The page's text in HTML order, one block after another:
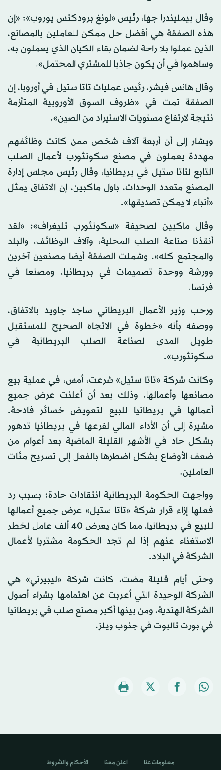
وقال بيمليندرا جها، رئيس «لونغ برودكتس يوروب»: «إن
هذه الصفقة هي أفضل حل ممكن للعاملين بالمصانع،
الذين عملوا بلا راحة لضمان بقاء الكيان الذي يعملون به،
وساهموا في أن يكون جاذبا للمشتري المحتمل».
وقال هانس فيشر، رئيس عمليات تاتا ستيل في أوروبا، إن
الصفقة تمت في «ظروف السوق الأوروبية المتأزمة
نتيجة لارتفاع مستويات الاستيراد من الصين».
ويشار إلى أن أربعة آلاف شخص ممن كانت وظائفهم
مهددة يعملون في مصنع سكونثورب لأعمال الصلب
التابع لتاتا ستيل في بريطانيا، وقال رئيس مجلس إدارة
المصنع متعدد الوحدات، باول ماكبين، إن الاتفاق يمثل
«أنباء لا يمكن تصديقها».
وقال ماكبين لصحيفة «سكونثورب تليغراف»: «لقد
أنقذنا صناعة الصلب المحلية، وآلاف الوظائف، والبلد
والمجتمع كله». وشملت الصفقة أيضا مصنعين آخرين
وورشة ووحدة تصميمات في بريطانيا، ومصنعا في
فرنسا.
ورحب وزير الأعمال البريطاني ساجد جاويد بالاتفاق،
ووصفه بأنه «خطوة في الاتجاه الصحيح للمستقبل
طويل المدى لصناعة الصلب البريطانية في
سكونثورب».
وكانت شركة «تاتا ستيل» شرعت، أمس، في عملية بيع
مصانعها وأعمالها. وذلك بعد أن أعلنت ‏عرض ‏جميع
‏أعمالها في بريطانيا للبيع لتعويض خسائر فادحة.
مشيرة إلى أن ‏الأداء ‏المالي ‏لفرعها في بريطانيا تدهور
بشكل حاد في الأشهر ‏القليلة ‏الماضية ‏بعد أعوام ‏من
‏ضعف ‏الأوضاع بشكل اضطرها بالفعل إلى تسريح مئات
‏العاملين.
وواجهت الحكومة البريطانية انتقادات حادة؛ بسبب رد
فعلها إزاء قرار شركة «تاتا ستيل» ‏عرض ‏جميع ‏أعمالها
للبيع في بريطانيا، مما كان يعرض 40 ألف عامل لخطر
الاستغناء عنهم إذا ‏لم ‏تجد ‏الحكومة مشتريا لأعمال
الشركة في البلاد.‏
وحتى أيام قليلة مضت، كانت شركة «ليبيرتي» هي
الشركة الوحيدة التي أعربت عن اهتمامها بشراء أصول
الشركة الهندية، ومن بينها أكبر مصنع صلب في بريطانيا
في بورت تالبوت في جنوب ويلز.
معلومات عنا اعلن معنا الأحكام والشروط